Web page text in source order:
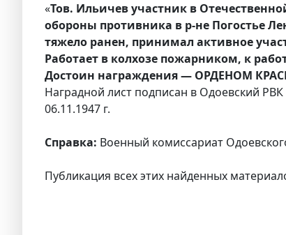
«Тов. Ильичев участник в
обороны противника в р-не Погостье
тяжело ранен, принимал активное
Работает в колхозе пожарником, к
Достоин награждения — ОРДЕНОМ
Наградной лист подписан в Одоевский РВК
06.11.1947 г.
Справка: Военный комиссариат
Публикация всех этих найденных